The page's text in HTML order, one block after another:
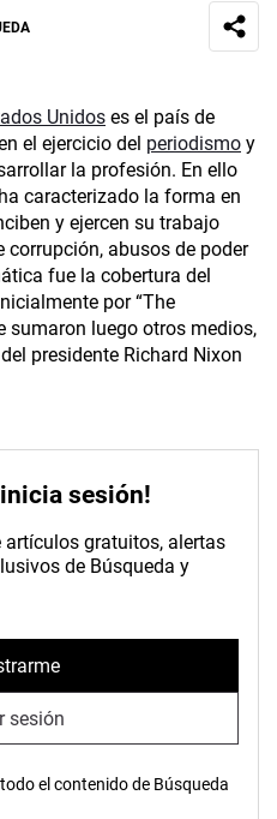
Unidos es el país de
el ejercicio del periodismo y
la profesión. En ello
caracterizado la forma en
y ejercen su trabajo
abusos de poder
fue la cobertura del
por “The
sumaron luego otros medios,
presidente Richard Nixon
sesión!
artículos gratuitos, alertas
de Búsqueda y
sesión
el contenido de Búsqueda